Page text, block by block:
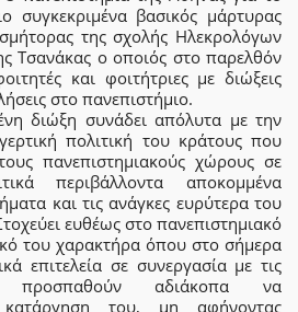
συγκεκριμένα βασικός μάρτυρας
της σχολής Ηλεκρολόγων
Τσανάκας ο οποιός στο παρελθόν
και φοιτήτριες με διώξεις
στο πανεπιστήμιο.
διώξη συνάδει απόλυτα με την
πολιτική του κράτους που
πανεπιστημιακούς χώρους σε
περιβάλλοντα αποκομμένα
και τις ανάγκες ευρύτερα του
ευθέως στο πανεπιστημιακό
του χαρακτήρα όπου στο σήμερα
επιτελεία σε συνεργασία με τις
προσπαθούν αδιάκοπα να
κατάργηση του, μη αφήνοντας